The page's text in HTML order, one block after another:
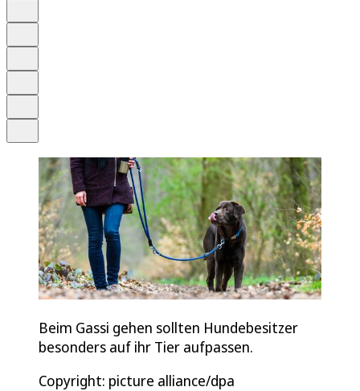
Beim Gassi gehen sollten Hundebesitzer
besonders auf ihr Tier aufpassen.
Copyright: picture alliance/dpa